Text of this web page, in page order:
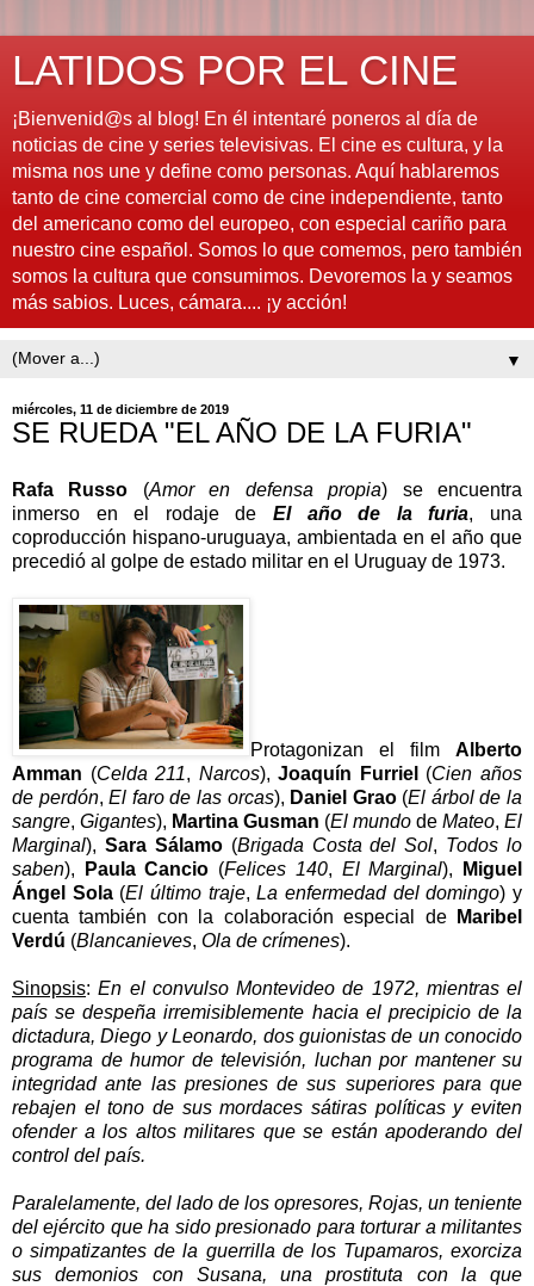
LATIDOS POR EL CINE
¡Bienvenid@s al blog! En él intentaré poneros al día de
noticias de cine y series televisivas. El cine es cultura, y la
misma nos une y define como personas. Aquí hablaremos
tanto de cine comercial como de cine independiente, tanto
del americano como del europeo, con especial cariño para
nuestro cine español. Somos lo que comemos, pero también
somos la cultura que consumimos. Devoremos la y seamos
más sabios. Luces, cámara.... ¡y acción!
▼
miércoles, 11 de diciembre de 2019
SE RUEDA "EL AÑO DE LA FURIA"
Rafa Russo (Amor en defensa propia) se encuentra
inmerso en el rodaje de El año de la furia, una
coproducción hispano-uruguaya, ambientada en el año que
precedió al golpe de estado militar en el Uruguay de 1973.
Protagonizan el film Alberto
Amman (Celda 211, Narcos),Joaquín Furriel (Cien años
de perdón,El faro de las orcas), Daniel Grao(El árbol de la
sangre, Gigantes), Martina Gusman (El mundo de Mateo, El
Marginal), Sara Sálamo(Brigada Costa del Sol, Todos lo
saben), Paula Cancio (Felices 140, El Marginal),
Miguel
Ángel Sola(El último traje,La enfermedad del domingo) y
cuenta también con la colaboración especial de
Maribel
Verdú (Blancanieves, Ola de crímenes).
Sinopsis:En el convulso Montevideo de 1972, mientras el
país se despeña irremisiblemente hacia el precipicio de la
dictadura, Diego y Leonardo, dos guionistas de un conocido
programa de humor de televisión, luchan por mantener su
integridad ante las presiones de sus superiores para que
rebajen el tono de sus mordaces sátiras políticas y eviten
ofender a los altos militares que se están apoderando del
control del país.
Paralelamente, del lado de los opresores, Rojas, un teniente
del ejército que ha sido presionado para torturar a militantes
o simpatizantes de la guerrilla de los Tupamaros, exorciza
sus demonios con Susana, una prostituta con la que